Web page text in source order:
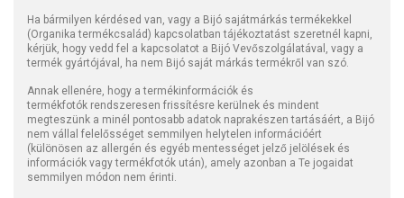
Ha bármilyen kérdésed van, vagy a Bijó sajátmárkás termékekkel
(Organika termékcsalád) kapcsolatban tájékoztatást szeretnél kapni,
kérjük, hogy vedd fel a kapcsolatot a Bijó Vevőszolgálatával, vagy a
termék gyártójával, ha nem Bijó saját márkás termékről van szó.
Annak ellenére, hogy a termékinformációk és
termékfotók rendszeresen frissítésre kerülnek és mindent
megteszünk a minél pontosabb adatok naprakészen tartásáért, a Bijó
nem vállal felelősséget semmilyen helytelen információért
(különösen az allergén és egyéb mentességet jelző jelölések és
információk vagy termékfotók után), amely azonban a Te jogaidat
semmilyen módon nem érinti.